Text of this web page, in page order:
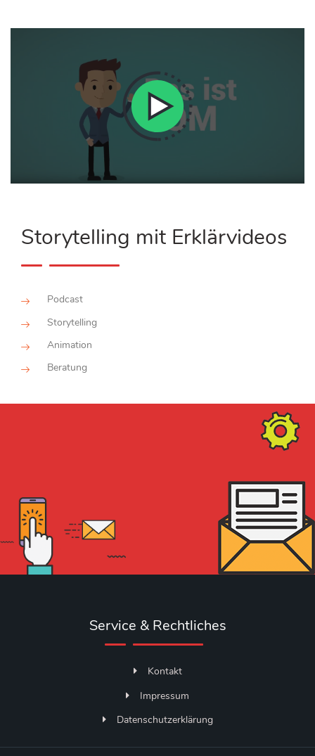
Storytelling mit Erklärvideos
Podcast
Storytelling
Animation
Beratung
Service & Rechtliches
Kontakt
Impressum
Datenschutzerklärung